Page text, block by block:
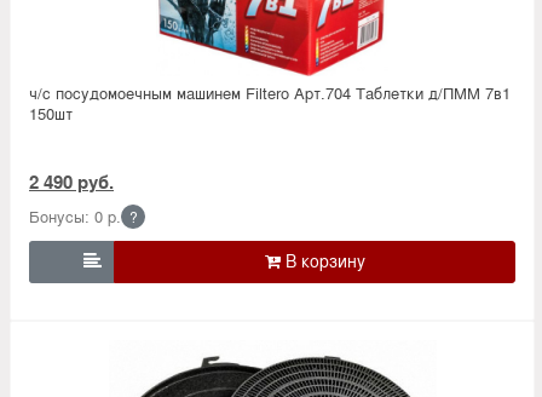
ч/с посудомоечным машинем Filtero Арт.704 Таблетки д/ПММ 7в1
150шт
2 490 руб.
Бонусы: 0 р. ?
